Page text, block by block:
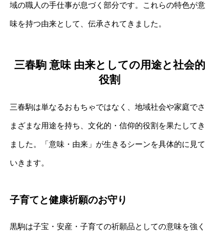
域の職人の手仕事が息づく部分です。これらの特色が意
味を持つ由来として、伝承されてきました。
三春駒 意味 由来としての用途と社会的
役割
三春駒は単なるおもちゃではなく、地域社会や家庭でさ
まざまな用途を持ち、文化的・信仰的役割を果たしてき
ました。「意味・由来」が生きるシーンを具体的に見て
いきます。
子育てと健康祈願のお守り
黒駒は子宝・安産・子育ての祈願品としての意味を強く